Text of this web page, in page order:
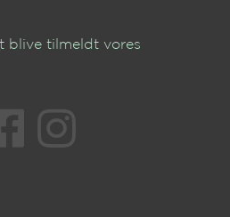
blive tilmeldt vores